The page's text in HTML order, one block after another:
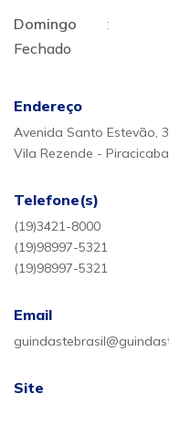
Domingo
:
Fechado
Endereço
Avenida Santo Estevão,
Vila Rezende -
Telefone(s)
(19)3421-8000
(19)98997-5321
(19)98997-5321
Email
Site